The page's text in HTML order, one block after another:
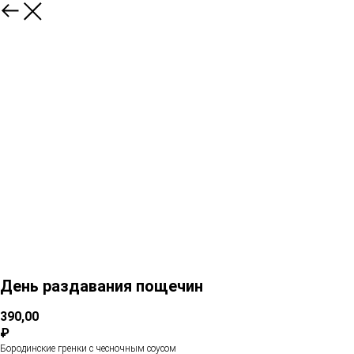
День раздавания пощечин
390,00
₽
Бородинские гренки с чесночным соусом